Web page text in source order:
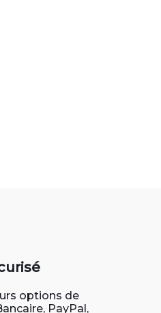
options de
PayPal,